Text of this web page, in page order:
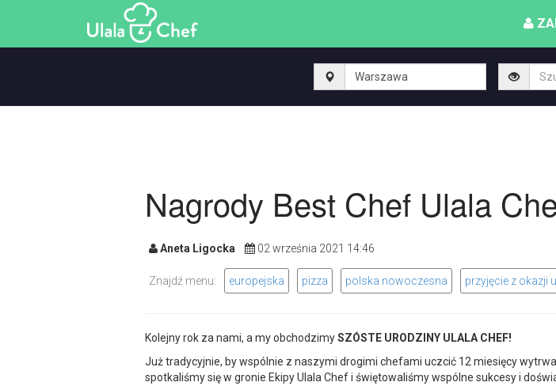
Nagrody Best Chef Ulala
Aneta Ligocka 02 września 2021 14:46
Znajdź menu: europejska pizza polska nowoczesna przyjęcie z okazji
Kolejny rok za nami, a my obchodzimySZÓSTE URODZINY ULALA CHEF!
Już tradycyjnie, by wspólnie z naszymi drogimi chefami uczcić 12 miesięcy
spotkaliśmy się w gronie Ekipy Ulala Chef i świętowaliśmy wspólne sukcesy i